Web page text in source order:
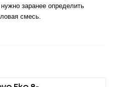
заранее определить
смесь.